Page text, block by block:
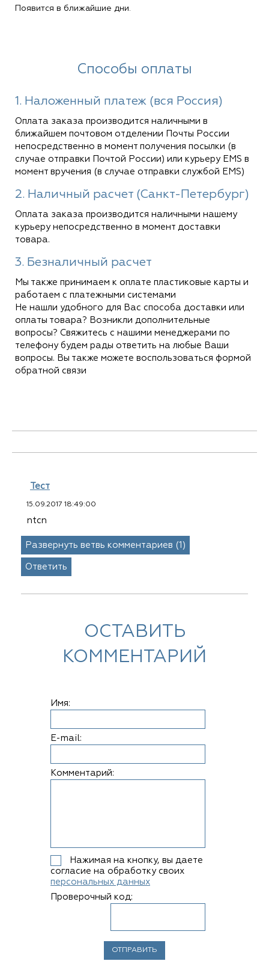
Появится в ближайшие дни.
Способы оплаты
1. Наложенный платеж (вся Россия)
Оплата заказа производится наличными в
ближайшем почтовом отделении Почты России
непосредственно в момент получения посылки (в
случае отправки Почтой России) или курьеру EMS в
момент вручения (в случае отправки службой EMS)
2. Наличный расчет (Санкт-Петербург)
Оплата заказа производится наличными нашему
курьеру непосредственно в момент доставки
товара.
3. Безналичный расчет
Мы также принимаем к оплате пластиковые карты и
работаем с платежными системами
Не нашли удобного для Вас способа доставки или
оплаты товара? Возникли дополнительные
вопросы? Свяжитесь с нашими менеджерами по
телефону будем рады ответить на любые Ваши
вопросы. Вы также можете воспользоваться формой
обратной связи
Тест
15.09.2017 18:49:00
ntcn
Развернуть ветвь комментариев (1)
Ответить
ОСТАВИТЬ
КОММЕНТАРИЙ
Имя:
E-mail:
Комментарий:
Нажимая на кнопку, вы даете
согласие на обработку своих
персональных данных
Проверочный код: